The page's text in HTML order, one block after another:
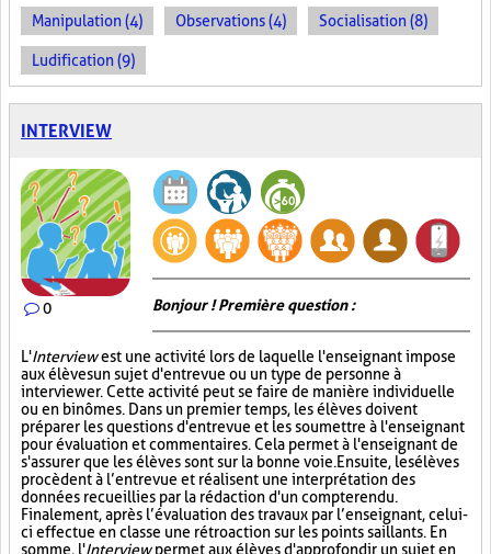
Manipulation (4) Observations (4) Socialisation (8)
Ludification (9)
INTERVIEW
0 Bonjour ! Première question :
L'Interviewest une activité lors de laquelle l'enseignant impose
aux élèves un sujet d'entrevue ou un type de personne à
interviewer. Cette activité peut se faire de manière individuelle
ou en binômes. Dans un premier temps, les élèves doivent
préparer les questions d'entrevue et les soumettre à l'enseignant
pour évaluation et commentaires. Cela permet à l'enseignant de
s'assurer que les élèves sont sur la bonne voie. Ensuite, les élèves
procèdent à l’entrevue et réalisent une interprétation des
données recueillies par la rédaction d'un compte rendu.
Finalement, après l’évaluation des travaux par l’enseignant, celui-
ci effectue en classe une rétroaction sur les points saillants. En
somme, l'Interviewpermet aux élèves d'approfondir un sujet en